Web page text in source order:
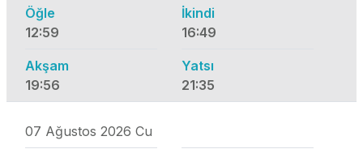
Öğle
12:59
İkindi
16:49
Akşam
19:56
Yatsı
21:35
07 Ağustos 2026 Cu